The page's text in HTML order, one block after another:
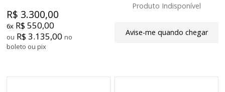
R$ 3.300,00
6x R$ 550,00
ou R$ 3.135,00 no
boleto ou pix
Produto Indisponível
Avise-me quando chegar